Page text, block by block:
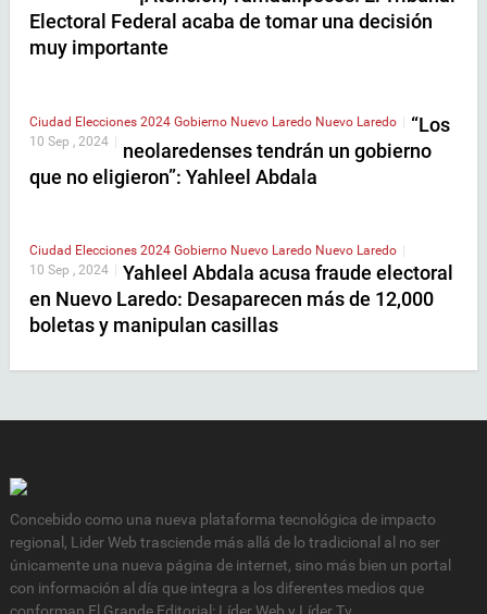
Electoral Federal acaba de tomar una decisión
muy importante
Ciudad Elecciones 2024 Gobierno Nuevo Laredo Nuevo Laredo |
10 Sep , 2024 |
“Los
neolaredenses tendrán un gobierno
que no eligieron”: Yahleel Abdala
Ciudad Elecciones 2024 Gobierno Nuevo Laredo Nuevo Laredo
10 Sep , 2024
Yahleel Abdala acusa fraude electoral
en Nuevo Laredo: Desaparecen más de 12,000
boletas y manipulan casillas
Concebido como una nueva plataforma tecnológica de impacto
regional, Lider Web trasciende más allá de lo tradicional al no ser
únicamente una nueva página de internet, sino más bien un portal
con información al día que integra a los diferentes medios que